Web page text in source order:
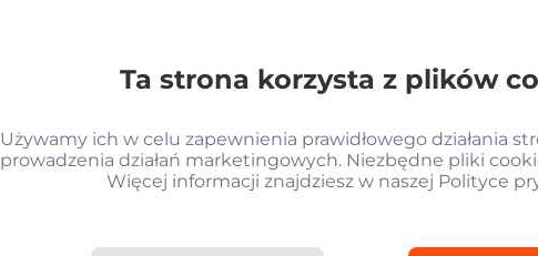
Ta strona korzysta z plików
Używamy ich w celu zapewnienia prawidłowego działania
prowadzenia działań marketingowych. Niezbędne pliki
Więcej informacji znajdziesz w naszej Polityce